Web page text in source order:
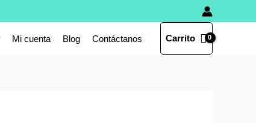
Mi cuenta Blog Contáctanos Carrito